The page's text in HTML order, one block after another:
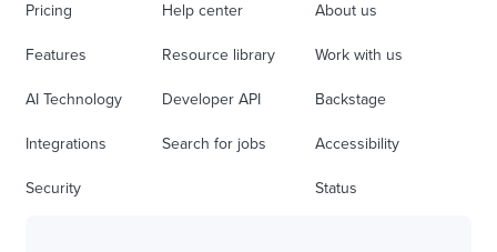
Pricing
Features
AI Technology
Integrations
Security
Help center
Resource library
Developer API
Search for jobs
About us
Work with us
Backstage
Accessibility
Status